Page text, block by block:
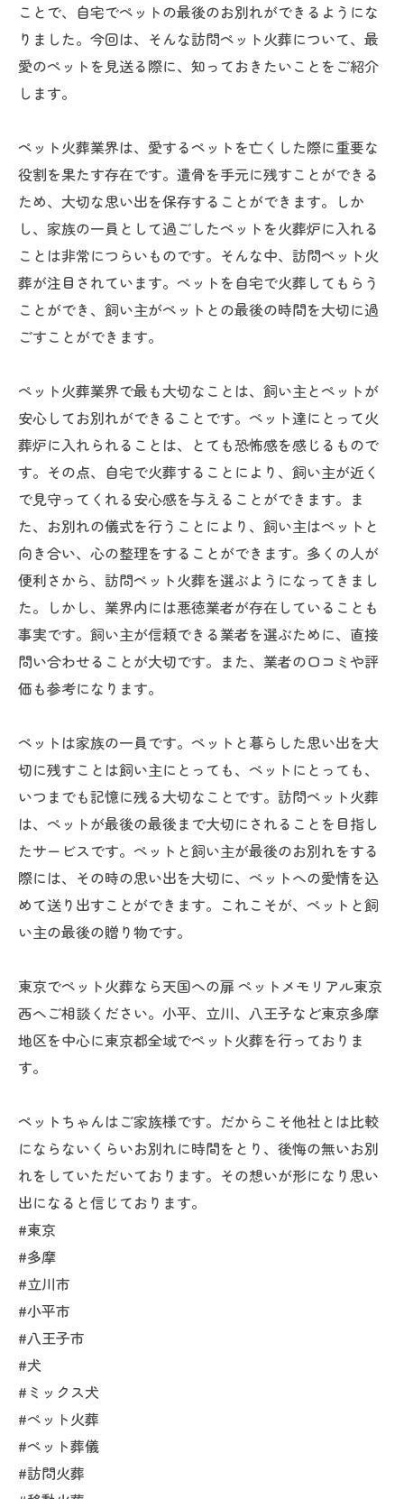
ことで、自宅でペットの最後のお別れができるようにな
りました。今回は、そんな訪問ペット火葬について、最
愛のペットを見送る際に、知っておきたいことをご紹介
します。
ペット火葬業界は、愛するペットを亡くした際に重要な
役割を果たす存在です。遺骨を手元に残すことができる
ため、大切な思い出を保存することができます。しか
し、家族の一員として過ごしたペットを火葬炉に入れる
ことは非常につらいものです。そんな中、訪問ペット火
葬が注目されています。ペットを自宅で火葬してもらう
ことができ、飼い主がペットとの最後の時間を大切に過
ごすことができます。
ペット火葬業界で最も大切なことは、飼い主とペットが
安心してお別れができることです。ペット達にとって火
葬炉に入れられることは、とても恐怖感を感じるもので
す。その点、自宅で火葬することにより、飼い主が近く
で見守ってくれる安心感を与えることができます。ま
た、お別れの儀式を行うことにより、飼い主はペットと
向き合い、心の整理をすることができます。多くの人が
便利さから、訪問ペット火葬を選ぶようになってきまし
た。しかし、業界内には悪徳業者が存在していることも
事実です。飼い主が信頼できる業者を選ぶために、直接
問い合わせることが大切です。また、業者の口コミや評
価も参考になります。
ペットは家族の一員です。ペットと暮らした思い出を大
切に残すことは飼い主にとっても、ペットにとっても、
いつまでも記憶に残る大切なことです。訪問ペット火葬
は、ペットが最後の最後まで大切にされることを目指し
たサービスです。ペットと飼い主が最後のお別れをする
際には、その時の思い出を大切に、ペットへの愛情を込
めて送り出すことができます。これこそが、ペットと飼
い主の最後の贈り物です。
東京でペット火葬なら天国への扉 ペットメモリアル東京
西へご相談ください。小平、立川、八王子など東京多摩
地区を中心に東京都全域でペット火葬を行っておりま
す。
ペットちゃんはご家族様です。だからこそ他社とは比較
にならないくらいお別れに時間をとり、後悔の無いお別
れをしていただいております。その想いが形になり思い
出になると信じております。
#東京
#多摩
#立川市
#小平市
#八王子市
#犬
#ミックス犬
#ペット火葬
#ペット葬儀
#訪問火葬